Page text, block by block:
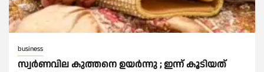
business
സ്വര്‍ണവില കുത്തനെ ഉയര്‍ന്നു ; ഇന്ന് കൂടിയത്